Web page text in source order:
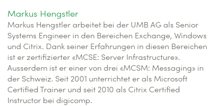
Markus Hengstler
Markus Hengstler arbeitet bei der UMB AG als Senior
Systems Engineer in den Bereichen Exchange, Windows
und Citrix. Dank seiner Erfahrungen in diesen Bereichen
ist er zertifizierter «MCSE: Server Infrastructure».
Ausserdem ist er einer von drei «MCSM: Messaging» in
der Schweiz. Seit 2001 unterrichtet er als Microsoft
Certified Trainer und seit 2010 als Citrix Certified
Instructor bei digicomp.